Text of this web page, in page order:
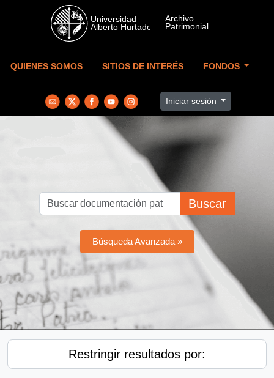
Skip to main content
QUIENES SOMOS SITIOS DE INTERÉS FONDOS
Iniciar sesión
Buscar
Búsqueda Avanzada »
Restringir resultados por: